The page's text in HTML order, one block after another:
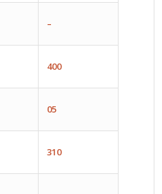
–
400
05
310